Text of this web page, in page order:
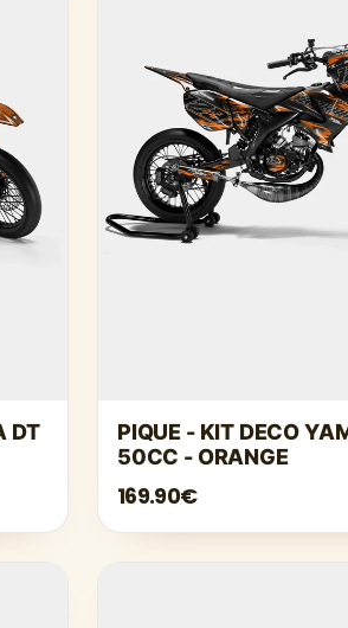
DT
PIQUE - KIT DECO
50CC - ORANGE
169.90€